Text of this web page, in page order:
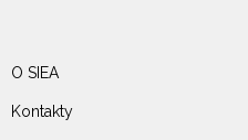
O SIEA
Kontakty